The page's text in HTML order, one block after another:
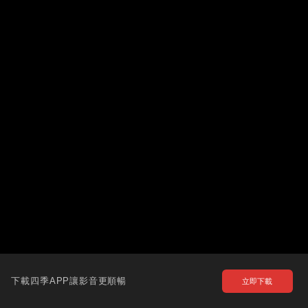
下載四季APP讓影音更順暢 立即下載